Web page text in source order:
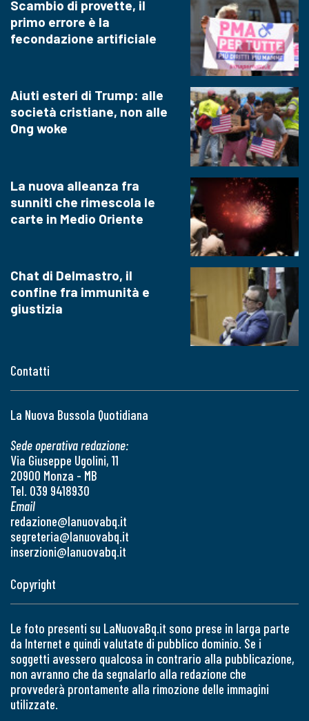
Contatti
La Nuova Bussola Quotidiana
Sede operativa redazione:
Via Giuseppe Ugolini, 11
20900 Monza - MB
Tel. 039 9418930
Email
redazione@lanuovabq.it
segreteria@lanuovabq.it
inserzioni@lanuovabq.it
Scambio di provette, il
primo errore è la
fecondazione artificiale
Aiuti esteri di Trump: alle
società cristiane, non alle
Ong woke
La nuova alleanza fra
sunniti che rimescola le
carte in Medio Oriente
Chat di Delmastro, il
confine fra immunità e
giustizia
Copyright
Le foto presenti su LaNuovaBq.it sono prese in larga parte
da Internet e quindi valutate di pubblico dominio. Se i
soggetti avessero qualcosa in contrario alla pubblicazione,
non avranno che da segnalarlo alla redazione che
provvederà prontamente alla rimozione delle immagini
utilizzate.